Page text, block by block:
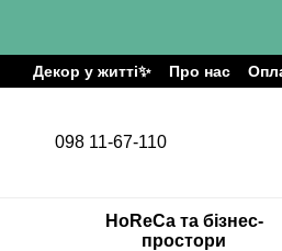
Декор у житті✨ Про нас
098 11-67-110
HoReCa та бізнес-
простори